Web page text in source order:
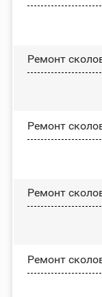
Ремонт
Ремонт
Ремонт
Ремонт